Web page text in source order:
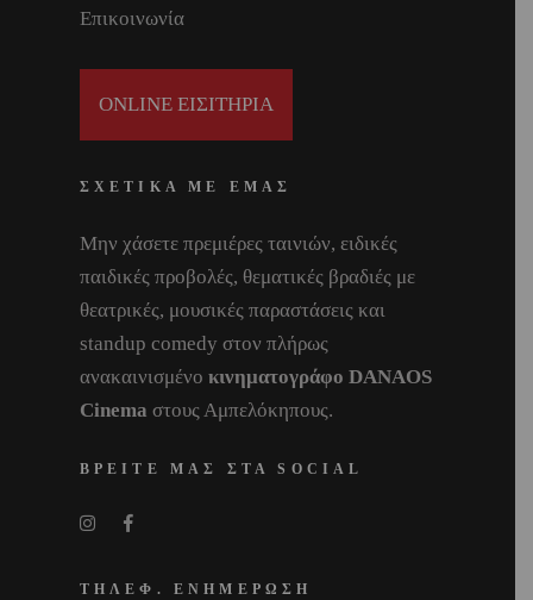
Επικοινωνία
ONLINE ΕΙΣΙΤΗΡΙΑ
ΣΧΕΤΙΚΑ ΜΕ ΕΜΑΣ
Μην χάσετε πρεμιέρες ταινιών, ειδικές
παιδικές προβολές, θεματικές βραδιές με
θεατρικές, μουσικές παραστάσεις και
standup comedy στον πλήρως
ανακαινισμένο κινηματογράφο DANAOS
Cinema στους Αμπελόκηπους.
ΒΡΕΙΤΕ ΜΑΣ ΣΤΑ SOCIAL
ΤΗΛΕΦ. ΕΝΗΜΕΡΩΣΗ